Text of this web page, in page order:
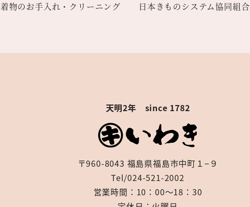
着物のお手入れ・クリーニング
日本きものシステム協同組合
天明2年 since 1782
〒960-8043 福島県福島市中町１−９
Tel/024-521-2002
営業時間：10：00～18：30